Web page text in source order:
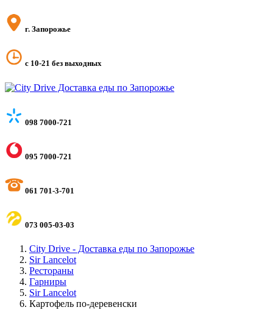
г. Запорожье
с 10-21 без выходных
098 7000-721
095 7000-721
061 701-3-701
073 005-03-03
City Drive - Доставка еды по Запорожье
Sir Lancelot
Рестораны
Гарниры
Sir Lancelot
Картофель по-деревенски